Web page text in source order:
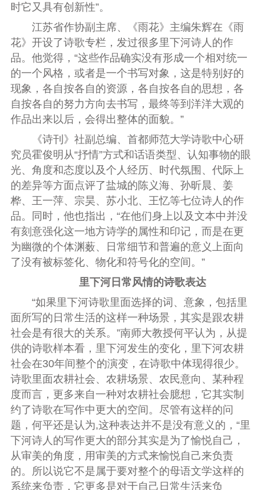
时它又具有创新性”。
江苏省作协副主席、《雨花》主编朱辉在《雨
花》开设了诗歌专栏，发过很多里下河诗人的作
品。他觉得， “这些作品确实没有形成一个相对统一
的一个风格，或者是一个书写对象，这是特别好的
现象，各自按各自的资源，各自按各自的思想，各
自按各自的努力方向去书写，最终等到洋洋大观的
作品出来以后，会得出整体的面貌。 ”
《诗刊》社副总编、首都师范大学诗歌中心研
究员霍俊明从“抒情”方式和话语类型、认知事物的眼
光、角度和态度以及个人经历、时代氛围、代际上
的差异等方面点评了盐城的陈义海、孙昕晨、姜
桦、王一萍、宗昊、苏小北、王忆等七位诗人的作
品。同时，他也指出，“在他们身上以及文本中并没
有刻意强化这一地方诗学的属性和印记，而是在更
为幽微的个体渊薮、日常细节和普遍的意义上面向
了没有被标签化、物化和符号化的空间。”
里下河日常风情的诗歌表达
“如果里下河诗歌里面选择的词、意象，包括里
面所写的日常生活的这样一种场景，其实是跟农耕
社会是有很大的关系。”南师大教授何平认为，从提
供的诗歌样本看，里下河发生的变化，里下河农耕
社会在30年间整个的演变，在诗歌中体现得很少。
诗歌里面农耕社会、农耕场景、农民意向、某种程
度而言，更多来自一种对农耕社会臆想，它其实制
约了诗歌在写作中更大的空间。尽管有这样的问
题，何平还是认为,这种表达并不是没有意义的，“里
下河诗人的写作更大的部分其实是为了愉悦自己，
从审美的角度，用审美的方式来愉悦自己来负责
的。所以说它不是属于要对整个的母语文学这样的
系统来负责，它更多是对于自己日常生活来负